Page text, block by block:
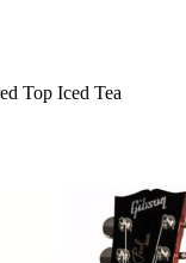
Top Iced Tea